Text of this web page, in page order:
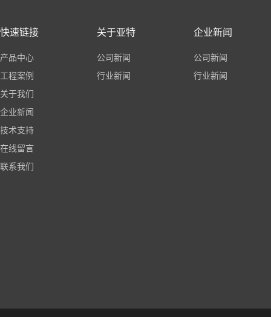
快速链接
产品中心
工程案例
关于我们
企业新闻
技术支持
在线留言
联系我们
关于亚特
公司新闻
行业新闻
企业新闻
公司新闻
行业新闻